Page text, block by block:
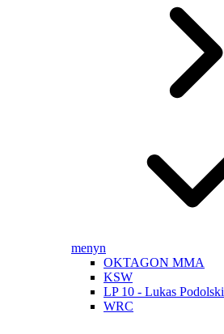
menyn
OKTAGON MMA
KSW
LP 10 - Lukas Podolski
WRC